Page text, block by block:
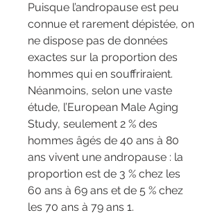
Puisque l’andropause est peu
connue et rarement dépistée, on
ne dispose pas de données
exactes sur la proportion des
hommes qui en souffriraient.
Néanmoins, selon une vaste
étude, l’European Male Aging
Study, seulement 2 % des
hommes âgés de 40 ans à 80
ans vivent une andropause : la
proportion est de 3 % chez les
60 ans à 69 ans et de 5 % chez
les 70 ans à 79 ans 1.